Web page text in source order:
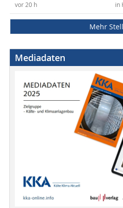
in
vor 20 h
Mehr
Mediadaten